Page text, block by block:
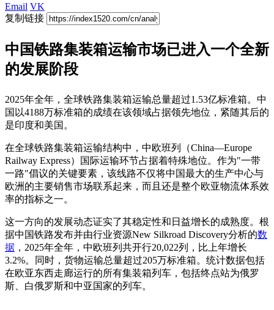
Email VK
复制链接
中国铁路集装箱运输市场已进入一个全新
的发展阶段
2025年全年，全球铁路集装箱运输总量超过1.53亿标准箱。中
国以4188万标准箱的成绩在该领域占据领先地位，紧随其后的
是印度和美国。
在全球铁路集装箱运输结构中，中欧班列（China—Europe
Railway Express）国际运输环节占据着特殊地位。作为"一带
一路"倡议的关键要素，该线路不仅将中国最大的生产中心与
欧洲的主要销售市场联系起来，而且还是整个欧亚物流体系效
率的指标之一。
这一方向的发展动态证实了其稳定性和日益增长的成熟度。根
据中国铁路发布并由行业资源New Silkroad Discovery分析的数
据 ，2025年全年，中欧班列共开行20,022列，比上年增长
3.2%。同时，货物运输总量超过205万标准箱。统计数据包括
在欧亚东西走廊运行的所有集装箱列车，包括终点站为俄罗
斯、白俄罗斯和中亚国家的列车。